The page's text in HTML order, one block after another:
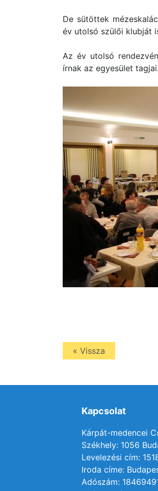
De sütöttek
év utolsó szülői klubját
Az év utolsó
írnak az egyesület tagjai.
« Vissza
Kapcsolat
Kárpát-medencei
Székhely: 1056
Levelezési cím:
Iroda címe:
Adószám: